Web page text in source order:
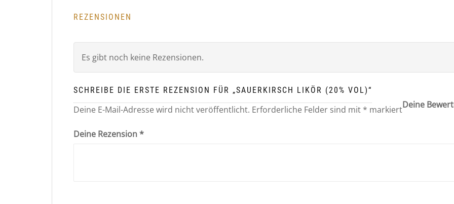
REZENSIONEN
Es gibt noch keine Rezensionen.
SCHREIBE DIE ERSTE REZENSION FÜR „SAUERKIRSCH LIKÖR (20% VOL)“
Deine E-Mail-Adresse wird nicht veröffentlicht. Erforderliche Felder sind mit * markiertDeine
Deine Rezension*